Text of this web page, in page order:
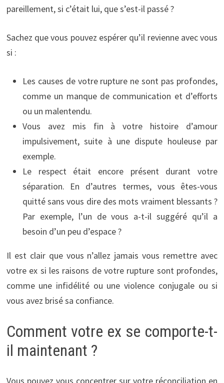
pareillement, si c’était lui, que s’est-il passé ?
Sachez que vous pouvez espérer qu’il revienne avec vous
si :
Les causes de votre rupture ne sont pas profondes,
comme un manque de communication et d’efforts
ou un malentendu.
Vous avez mis fin à votre histoire d’amour
impulsivement, suite à une dispute houleuse par
exemple.
Le respect était encore présent durant votre
séparation. En d’autres termes, vous êtes-vous
quitté sans vous dire des mots vraiment blessants ?
Par exemple, l’un de vous a-t-il suggéré qu’il a
besoin d’un peu d’espace ?
Il est clair que vous n’allez jamais vous remettre avec
votre ex si les raisons de votre rupture sont profondes,
comme une infidélité ou une violence conjugale ou si
vous avez brisé sa confiance.
Comment votre ex se comporte-t-
il maintenant ?
Vous pouvez vous concentrer sur votre réconciliation en